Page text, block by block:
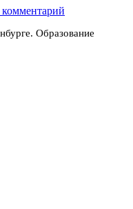
комментарий
Образование